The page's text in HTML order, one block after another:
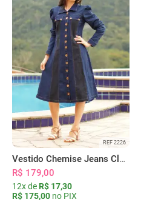
REF 2226
Vestido Chemise Jeans Clássica Serena
R$ 179,00
12x de R$ 17,30
R$ 175,00 no PIX